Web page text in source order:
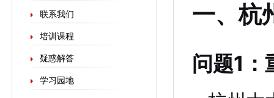
联系我们
培训课程
疑惑解答
学习园地
一、杭
问题1：